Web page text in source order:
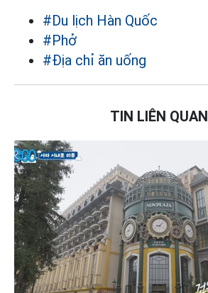
#Du lịch Hàn Quốc
#Phở
#Địa chỉ ăn uống
TIN LIÊN QUAN